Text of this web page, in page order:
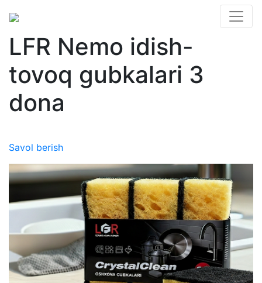
LFR Nemo idish-
tovoq gubkalari 3
dona
Savol berish